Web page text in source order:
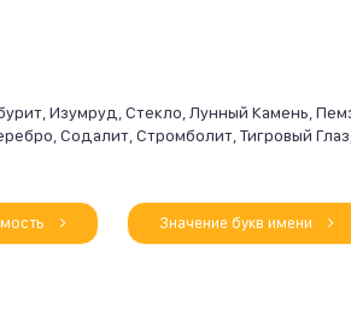
Изумруд, Стекло, Лунный Камень,
Содалит, Стромболит, Тигровый
Значение букв имени